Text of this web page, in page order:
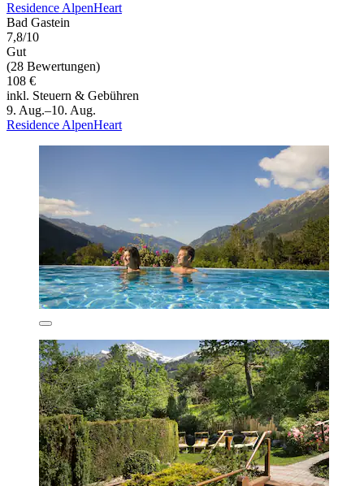
Residence AlpenHeart
Bad Gastein
7,8/10
Gut
(28 Bewertungen)
108 €
inkl. Steuern & Gebühren
9. Aug.–10. Aug.
Residence AlpenHeart